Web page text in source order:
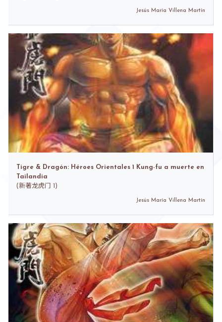
Jesús María Villena Martín
Tigre & Dragón: Héroes Orientales 1 Kung-fu a muerte en
Tailandia
(新著龙虎门 1)
Jesús María Villena Martín